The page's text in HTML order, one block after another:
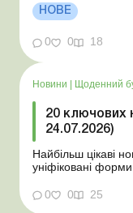
стан Для сільгосппідприємств і ФОП запроваджено нові
одноразові статистичні форми З
порядок
НОВЕ
0 0 18
Новини | Щоденний
20 ключових
24.07.2026)
Найбільш цікаві
уніфіковані
координаційного
працівника
0 0 25